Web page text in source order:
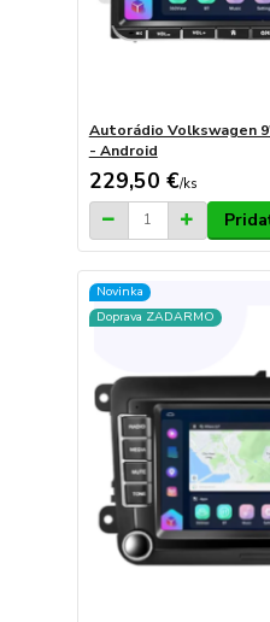
Autorádio Volkswagen
- Android
229,50 €/ks
Novinka
Doprava ZADARMO